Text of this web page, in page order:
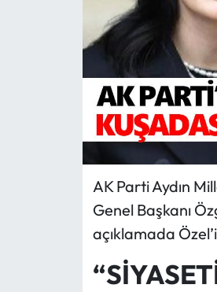
AK Parti Aydın
Genel Başkanı
açıklamada
RESMİ İLANLAR
HABER İLAN